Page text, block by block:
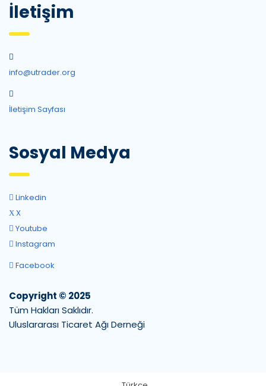
İletişim
info@utrader.org
İletişim Sayfası
Sosyal Medya
Linkedin
X
Youtube
Instagram
Facebook
Copyright © 2025
Tüm Hakları Saklıdır.
Uluslararası Ticaret Ağı Derneği